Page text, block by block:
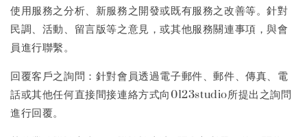
使用服務之分析、新服務之開發或既有服務之改善等。針對
民調、活動、留言版等之意見，或其他服務關連事項，與會
員進行聯繫。
回覆客戶之詢問：針對會員透過電子郵件、郵件、傳真、電
話或其他任何直接間接連絡方式向0123studio所提出之詢問
進行回覆。